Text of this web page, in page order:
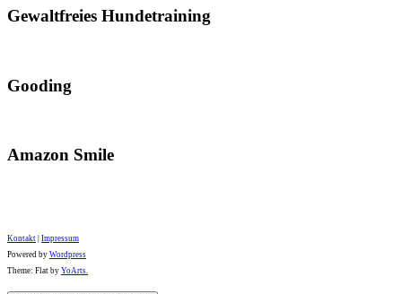
Gewaltfreies Hundetraining
Gooding
Amazon Smile
Kontakt Impressum
Powered by Wordpress
Theme: Flat by YoArts.